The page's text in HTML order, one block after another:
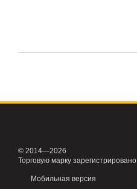
© 2014—2026
Торговую марку зарегистрировано
Мобильная версия